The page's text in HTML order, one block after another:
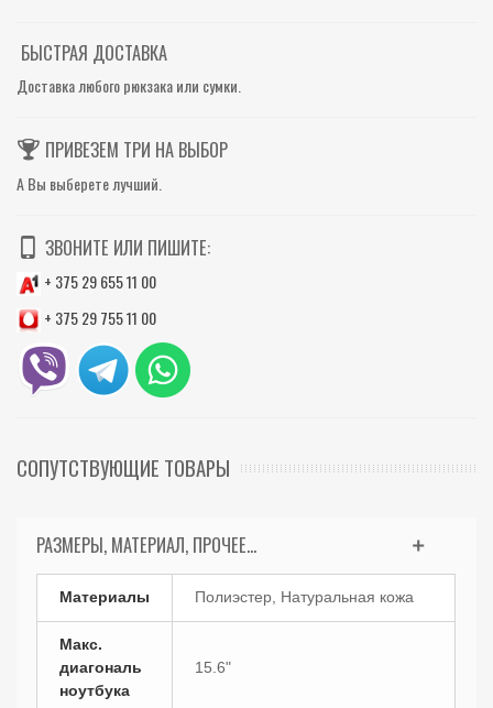
БЫСТРАЯ ДОСТАВКА
Доставка любого рюкзака или сумки.
ПРИВЕЗЕМ ТРИ НА ВЫБОР
А Вы выберете лучший.
ЗВОНИТЕ ИЛИ ПИШИТЕ:
+ 375 29 655 11 00
+ 375 29 755 11 00
СОПУТСТВУЮЩИЕ ТОВАРЫ
РАЗМЕРЫ, МАТЕРИАЛ, ПРОЧЕЕ...
Материалы Полиэстер, Натуральная кожа
Макс.
диагональ
ноутбука
15.6"